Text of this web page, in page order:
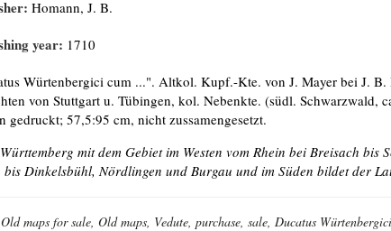
Homann, J. B.
year: 1710
Würtenbergici cum ...". Altkol. Kupf.-Kte. von J. Mayer bei J.
von Stuttgart u. Tübingen, kol. Nebenkte. (südl. Schwarzwald,
gedruckt; 57,5:95 cm, nicht zussamengesetzt.
mit dem Gebiet im Westen vom Rhein bei Breisach
bis Dinkelsbühl, Nördlingen und Burgau und im Süden bildet der
Old maps for sale, Old maps, Vedute, purchase, sale, Ducatus